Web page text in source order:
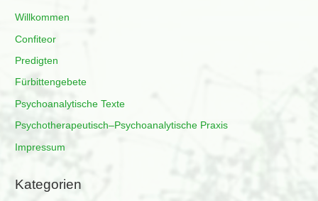
Willkommen
Confiteor
Predigten
Fürbittengebete
Psychoanalytische Texte
Psychotherapeutisch–Psychoanalytische Praxis
Impressum
Kategorien